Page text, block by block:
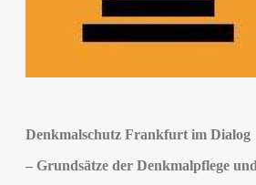
Denkmalschutz Frankfurt im Dialog
– Grundsätze der Denkmalpflege